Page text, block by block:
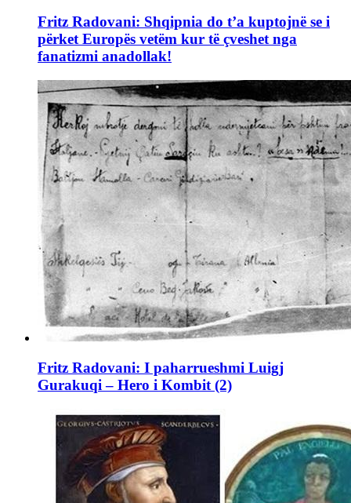
Fritz Radovani: Shqipnia do t’a kuptojnë se i
përket Europës vetëm kur të çveshet nga
fanatizmi anadollak!
Fritz Radovani: I paharrueshmi Luigj
Gurakuqi – Hero i Kombit (2)